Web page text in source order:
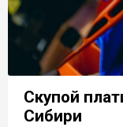
Скупой
Сибири